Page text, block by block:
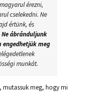
érezni,
cselekedni. Ne
értünk, és
Ne ábránduljunk
meg
munkát.
mutassuk meg, hogy mi